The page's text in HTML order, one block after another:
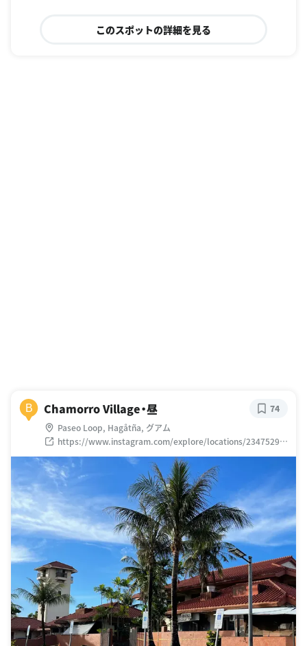
このスポットの詳細を見る
B Chamorro Village・昼
Paseo Loop, Hagåtña, グアム
https://www.instagram.com/explore/locations/23475294
4
74